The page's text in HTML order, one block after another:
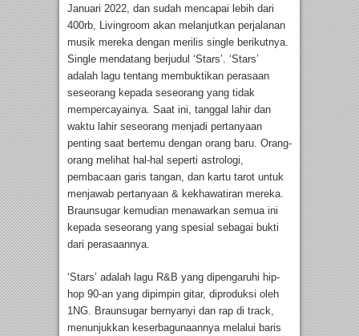
Januari 2022, dan sudah mencapai lebih dari
400rb, Livingroom akan melanjutkan perjalanan
musik mereka dengan merilis single berikutnya.
Single mendatang berjudul ‘Stars’. ‘Stars’
adalah lagu tentang membuktikan perasaan
seseorang kepada seseorang yang tidak
mempercayainya. Saat ini, tanggal lahir dan
waktu lahir seseorang menjadi pertanyaan
penting saat bertemu dengan orang baru. Orang-
orang melihat hal-hal seperti astrologi,
pembacaan garis tangan, dan kartu tarot untuk
menjawab pertanyaan & kekhawatiran mereka.
Braunsugar kemudian menawarkan semua ini
kepada seseorang yang spesial sebagai bukti
dari perasaannya.
‘Stars’ adalah lagu R&B yang dipengaruhi hip-
hop 90-an yang dipimpin gitar, diproduksi oleh
1NG. Braunsugar bernyanyi dan rap di track,
menunjukkan keserbagunaannya melalui baris